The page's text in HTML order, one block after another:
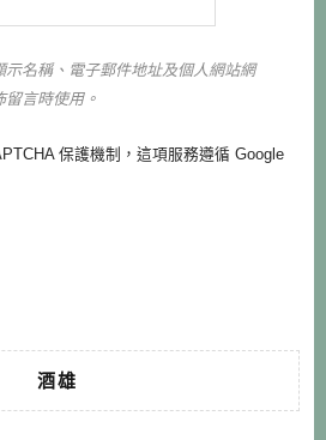
示名稱、電子郵件地址及個人網站網
言時使用。
保護機制，這項服務遵循 Google
酒雄